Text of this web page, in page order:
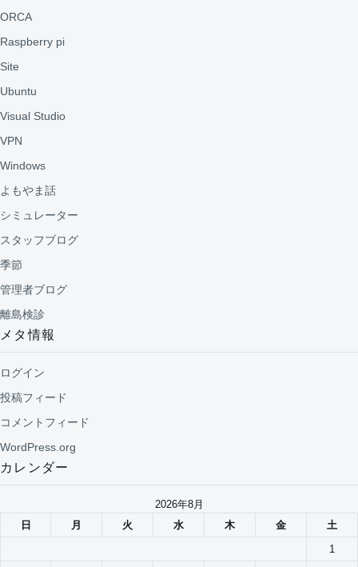
ORCA
Raspberry pi
Site
Ubuntu
Visual Studio
VPN
Windows
よもやま話
シミュレーター
スタッフブログ
季節
管理者ブログ
離島検診
メタ情報
ログイン
投稿フィード
コメントフィード
WordPress.org
カレンダー
2026年8月
日
月 火 水 木 金
土
1